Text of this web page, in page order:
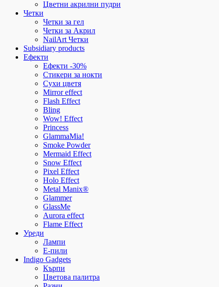
Цветни акрилни пудри
Четки
Четки за гел
Четки за Акрил
NailArt Четки
Subsidiary products
Ефекти
Ефекти -30%
Стикери за нокти
Сухи цветя
Mirror effect
Flash Effect
Bling
Wow! Effect
Princess
GlammaMia!
Smoke Powder
Mermaid Effect
Snow Effect
Pixel Effect
Holo Effect
Metal Manix®
Glammer
GlassMe
Aurora effect
Flame Effect
Уреди
Лампи
E-пили
Indigo Gadgets
Кърпи
Цветова палитра